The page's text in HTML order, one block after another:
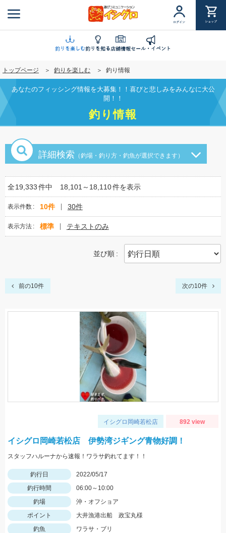
ン
に
移
動
ログイン ショップ
釣りを楽しむ釣りを知る店舗情報セール・イベント
トップページ 釣りを楽しむ 釣り情報
あなたのフィッシング情報を大募集！！喜びと悲しみをみんなに大公
開！！
釣り情報
詳細検索 （釣場・釣り方・釣魚が選択できます）
全19,333件中 18,101～18,110件を表示
表示件数 10件 30件
表示方法 標準 テキストのみ
並び順
前の10件 次の10件
イシグロ岡崎若松店 892 view
イシグロ岡崎若松店 伊勢湾ジギング青物好調！
スタッフハルーナから速報！ワラサ釣れてます！！
釣行日
2022/05/17
釣行時間
06:00～10:00
釣場
沖・オフショア
ポイント
大井漁港出船 政宝丸様
釣魚
ワラサ・ブリ